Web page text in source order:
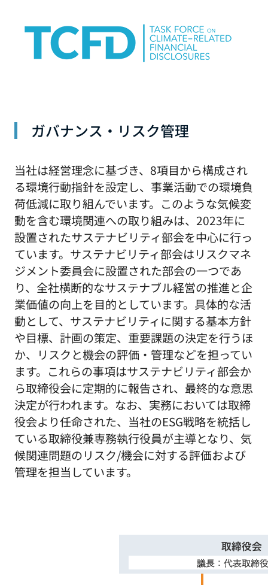
ガバナンス・リスク管理
当社は経営理念に基づき、8項目から構成され
る環境行動指針を設定し、事業活動での環境負
荷低減に取り組んでいます。このような気候変
動を含む環境関連への取り組みは、2023年に
設置されたサステナビリティ部会を中心に行っ
ています。サステナビリティ部会はリスクマネ
ジメント委員会に設置された部会の一つであ
り、全社横断的なサステナブル経営の推進と企
業価値の向上を目的としています。具体的な活
動として、サステナビリティに関する基本方針
や目標、計画の策定、重要課題の決定を行うほ
か、リスクと機会の評価・管理などを担ってい
ます。これらの事項はサステナビリティ部会か
ら取締役会に定期的に報告され、最終的な意思
決定が行われます。なお、実務においては取締
役会より任命された、当社のESG戦略を統括し
ている取締役兼専務執行役員が主導となり、気
候関連問題のリスク/機会に対する評価および
管理を担当しています。